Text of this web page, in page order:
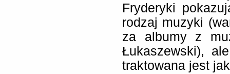
Fryderyki
rodzaj muzyki
za albumy z
Łukaszewski),
traktowana jest